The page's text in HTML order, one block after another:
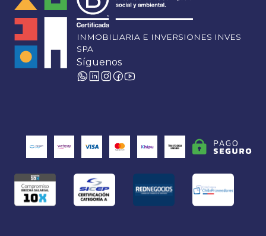
INMOBILIARIA E INVERSIONES INVES
SPA
Síguenos